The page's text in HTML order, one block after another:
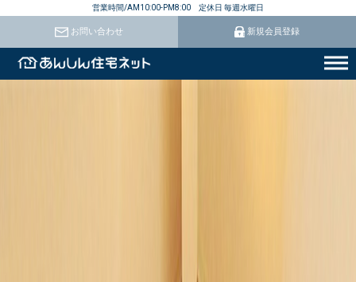
営業時間/AM10:00-PM8:00 定休日 毎週水曜日
お問い合わせ 新規会員登録